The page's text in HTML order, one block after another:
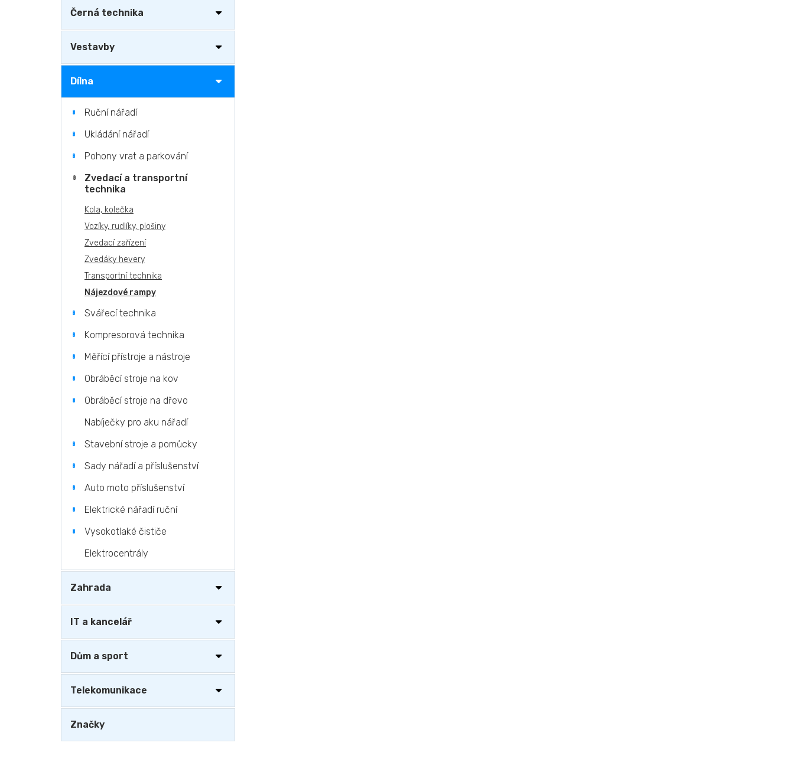
a
l
Černá technika
Vestavby
Dílna
Ruční nářadí
Ukládání nářadí
Pohony vrat a parkování
Zvedací a transportní
technika
Kola, kolečka
Vozíky, rudlíky, plošiny
Zvedací zařízení
Zvedáky hevery
Transportní technika
Nájezdové rampy
Svářecí technika
Kompresorová technika
Měřící přístroje a nástroje
Obráběcí stroje na kov
Obráběcí stroje na dřevo
Nabíječky pro aku nářadí
Stavební stroje a pomůcky
Sady nářadí a příslušenství
Auto moto příslušenství
Elektrické nářadí ruční
Vysokotlaké čističe
Elektrocentrály
Zahrada
IT a kancelář
Dům a sport
Telekomunikace
Značky